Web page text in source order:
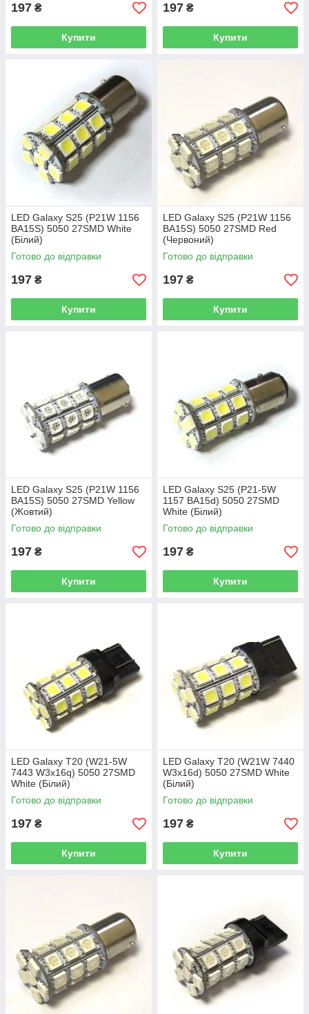
197 ₴
Купити
197 ₴
Купити
LED Galaxy S25 (P21W 1156
BA15S) 5050 27SMD White
(Білий)
Готово до відправки
197 ₴
Купити
LED Galaxy S25 (P21W 1156
BA15S) 5050 27SMD Red
(Червоний)
Готово до відправки
197 ₴
Купити
LED Galaxy S25 (P21W 1156
BA15S) 5050 27SMD Yellow
(Жовтий)
Готово до відправки
197 ₴
Купити
LED Galaxy S25 (P21-5W
1157 BA15d) 5050 27SMD
White (Білий)
Готово до відправки
197 ₴
Купити
LED Galaxy T20 (W21-5W
7443 W3х16q) 5050 27SMD
White (Білий)
Готово до відправки
197 ₴
Купити
LED Galaxy T20 (W21W 7440
W3х16d) 5050 27SMD White
(Білий)
Готово до відправки
197 ₴
Купити